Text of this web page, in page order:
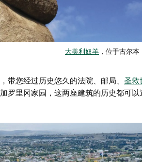
大美利奴羊，位于古尔
，带您经过历史悠久的法院、邮局、 圣救
加罗里冈家园 ，这两座建筑的历史都可